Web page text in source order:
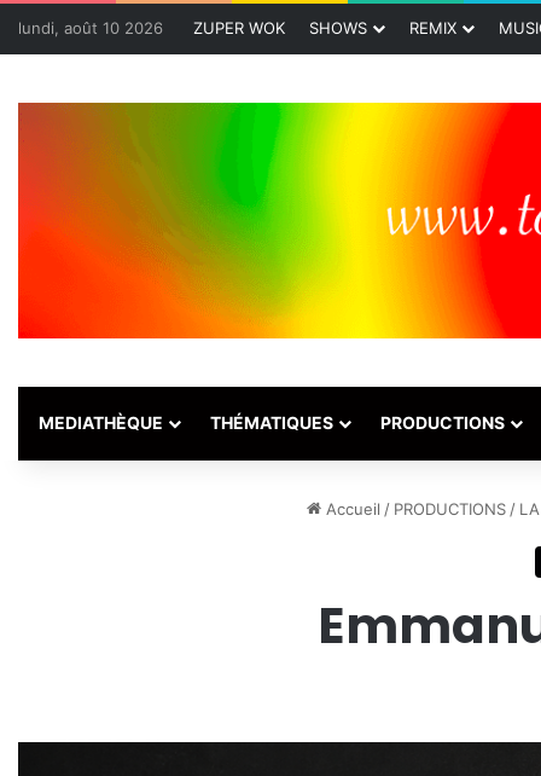
lundi, août 10 2026 ZUPER WOK SHOWS REMIX
MEDIATHÈQUE THÉMATIQUES PRODUCTIONS
Accueil / PRODUCTIONS /